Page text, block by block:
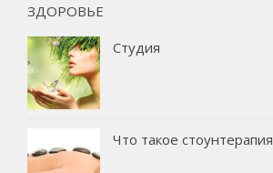
ЗДОРОВЬЕ
Студия
Что такое стоунтерапия